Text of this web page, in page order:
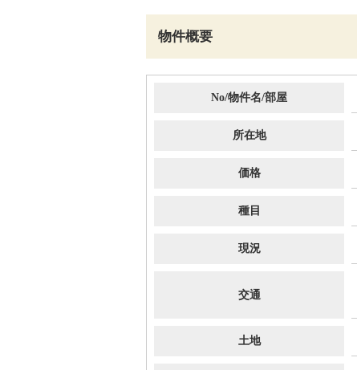
物件概要
No/物件名/部屋
所在地
価格
種目
現況
交通
土地